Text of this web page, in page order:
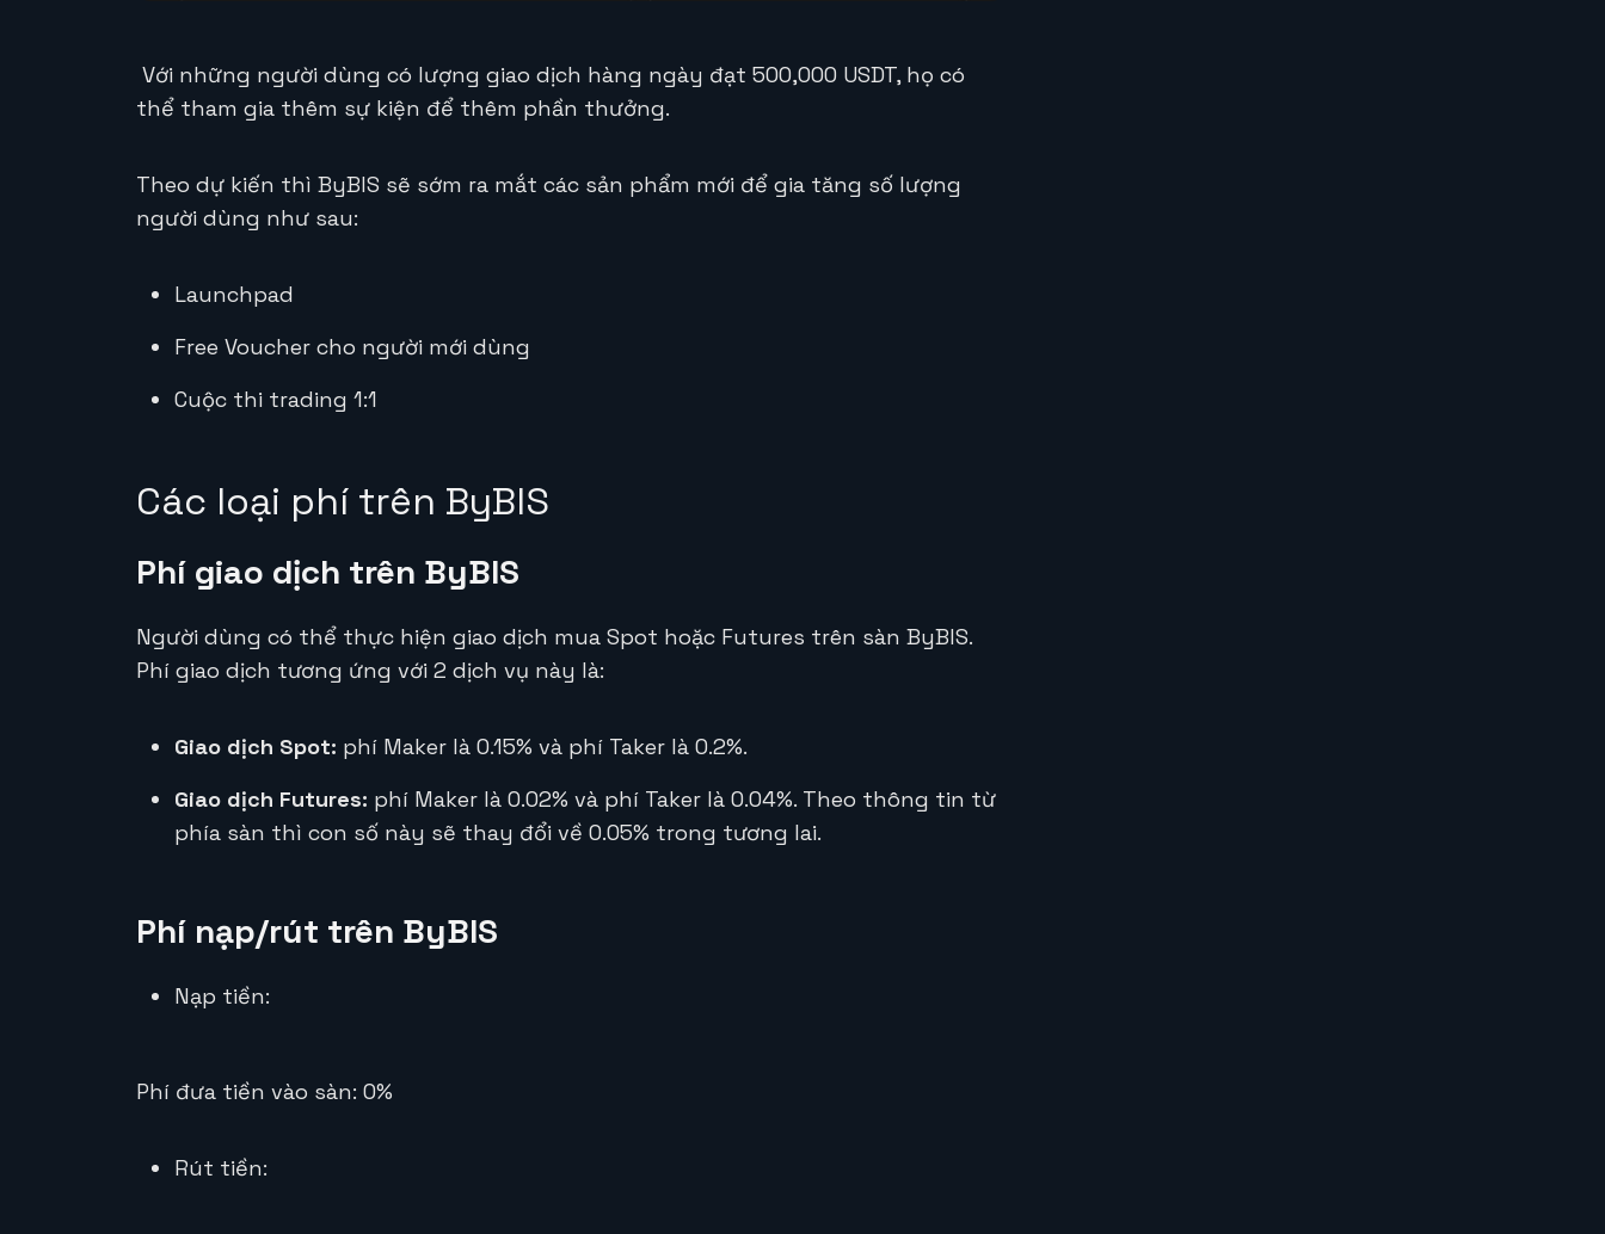
Với những người dùng có lượng giao dịch hàng ngày đạt 500,000 USDT, họ có
thể tham gia thêm sự kiện để thêm phần thưởng.
Theo dự kiến thì ByBIS sẽ sớm ra mắt các sản phẩm mới để gia tăng số lượng
người dùng như sau:
Launchpad
Free Voucher cho người mới dùng
Cuộc thi trading 1:1
Các loại phí trên ByBIS
Phí giao dịch trên ByBIS
Người dùng có thể thực hiện giao dịch mua Spot hoặc Futures trên sàn ByBIS.
Phí giao dịch tương ứng với 2 dịch vụ này là:
Giao dịch Spot: phí Maker là 0.15% và phí Taker là 0.2%.
Giao dịch Futures: phí Maker là 0.02% và phí Taker là 0.04%. Theo thông tin từ
phía sàn thì con số này sẽ thay đổi về 0.05% trong tương lai.
Phí nạp/rút trên ByBIS
Nạp tiền:
Phí đưa tiền vào sàn: 0%
Rút tiền: